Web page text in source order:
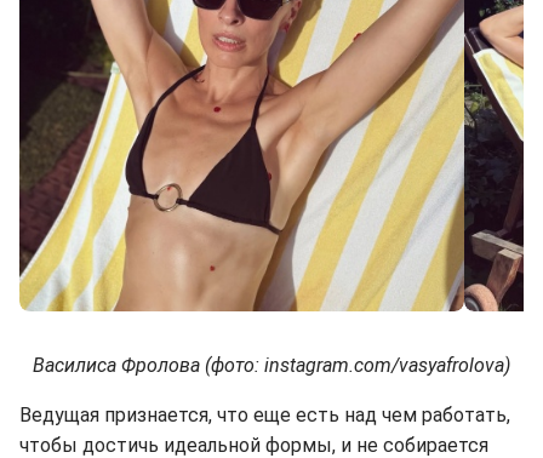
Василиса Фролова (фото: instagram.com/vasyafrolova)
Ведущая признается, что еще есть над чем работать,
чтобы достичь идеальной формы, и не собирается